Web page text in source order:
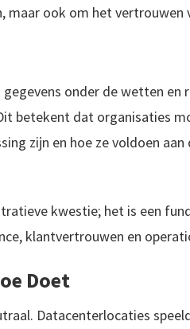
ook om het vertrouwen
onder de wetten en
betekent dat organisaties
zijn en hoe ze voldoen aan
kwestie; het is een
klantvertrouwen en
Doet
Datacenterlocaties